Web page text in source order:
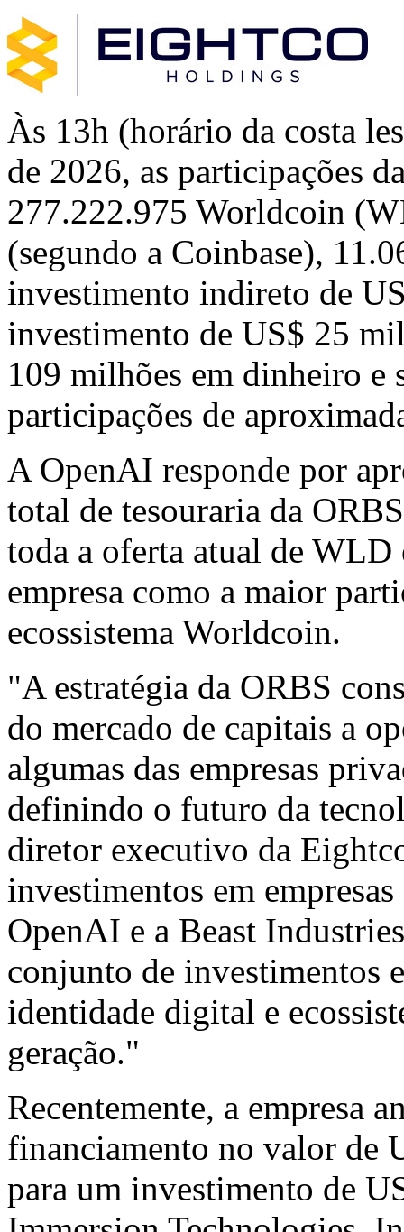
Às 13h (horário da costa
de 2026, as participações
277.222.975 Worldcoin
(segundo a Coinbase),
investimento indireto de
investimento de US$ 25
109 milhões em dinheiro e
participações de
A OpenAI responde por
total de tesouraria da
toda a oferta atual de
empresa como a maior
ecossistema Worldcoin.
"A estratégia da ORBS
do mercado de capitais a
algumas das empresas
definindo o futuro da
diretor executivo da
investimentos em
OpenAI e a Beast
conjunto de investimentos
identidade digital e
geração."
Recentemente, a empresa
financiamento no valor de
para um investimento de